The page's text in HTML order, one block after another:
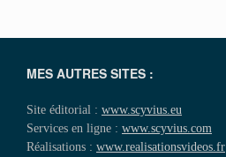
MES AUTRES SITES :
Site éditorial : www.scyvius.eu
Services en ligne : www.scyvius.com
Réalisations : www.realisationsvideos.fr